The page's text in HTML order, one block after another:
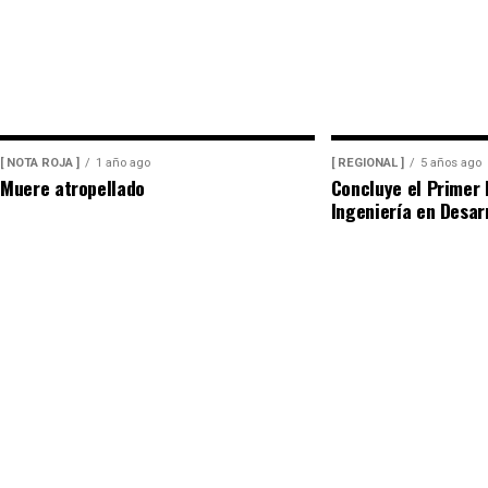
[ NOTA ROJA ] 1 año ago
Muere atropellado
[ REGIONAL ] 5 años ago
Concluye el Primer
Ingeniería en